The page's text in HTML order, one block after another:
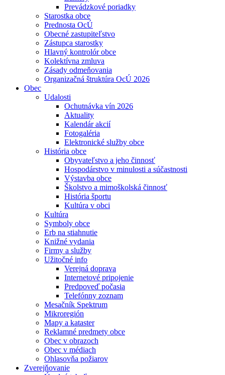
Prevádzkové poriadky
Starostka obce
Prednosta OcÚ
Obecné zastupiteľstvo
Zástupca starostky
Hlavný kontrolór obce
Kolektívna zmluva
Zásady odmeňovania
Organizačná štruktúra OcÚ 2026
Obec
Udalosti
Ochutnávka vín 2026
Aktuality
Kalendár akcií
Fotogaléria
Elektronické služby obce
História obce
Obyvateľstvo a jeho činnosť
Hospodárstvo v minulosti a súčastnosti
Výstavba obce
Školstvo a mimoškolská činnosť
História športu
Kultúra v obci
Kultúra
Symboly obce
Erb na stiahnutie
Knižné vydania
Firmy a služby
Užitočné info
Verejná doprava
Internetové pripojenie
Predpoveď počasia
Telefónny zoznam
Mesačník Spektrum
Mikroregión
Mapy a kataster
Reklamné predmety obce
Obec v obrazoch
Obec v médiach
Ohlasovňa požiarov
Zverejňovanie